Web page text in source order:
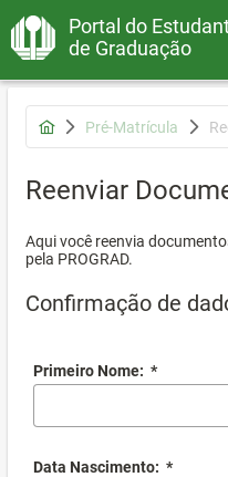
Portal do
de Graduação
Pré-Matrícula
Reenviar
Aqui você reenvia
pela PROGRAD.
Confirmação de
Primeiro Nome: *
Data Nascimento: *